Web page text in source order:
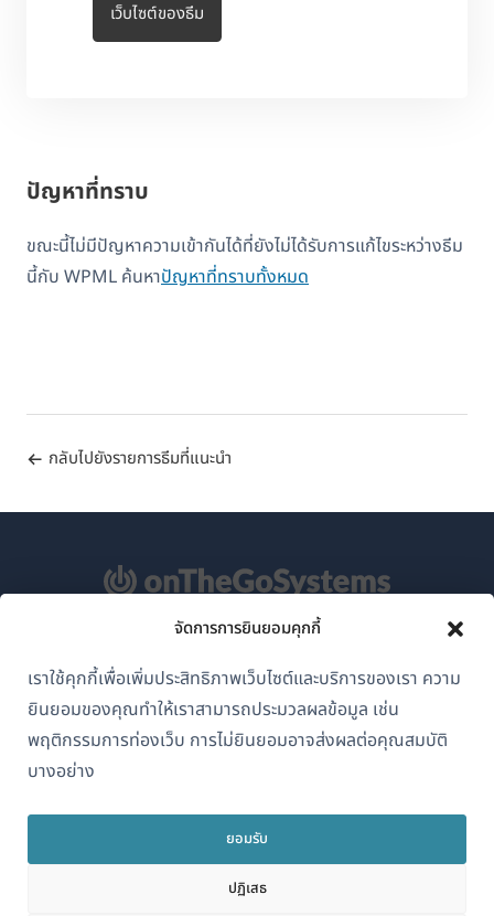
จัดการการยินยอมคุกกี้
เราใช้คุกกี้เพื่อเพิ่มประสิทธิภาพเว็บไซต์และบริการของเรา ความ
ยินยอมของคุณทำให้เราสามารถประมวลผลข้อมูล เช่น
พฤติกรรมการท่องเว็บ การไม่ยินยอมอาจส่งผลต่อคุณสมบัติ
บางอย่าง
ยอมรับ
ปฏิเสธ
เว็บไซต์ของธีม
ปัญหาที่ทราบ
ขณะนี้ไม่มีปัญหาความเข้ากันได้ที่ยังไม่ได้รับการแก้ไขระหว่างธีม
นี้กับ WPML ค้นหาปัญหาที่ทราบทั้งหมด
กลับไปยังรายการธีมที่แนะนำ
ไทย
GDPR และนโยบายความเป็นส่วนตัว
เข้าร่วมทีมของเรา(เปิด
ใน
หน้าต่าง
ใหม่)
ใน
หน้าต่าง
ใหม่)
ใน
ใหม่)